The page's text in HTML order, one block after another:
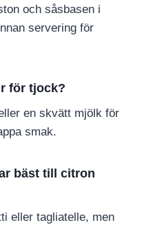
och såsbasen i
servering för
för tjock?
en skvätt mjölk för
smak.
bäst till citron
eller tagliatelle, men